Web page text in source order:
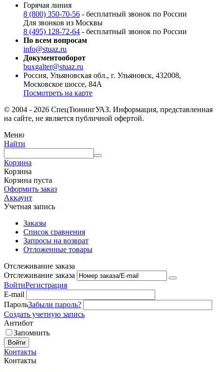
Горячая линия
8 (800) 350-70-56 - бесплатный звонок по России
Для звонков из Москвы
8 (495) 128-72-64 - бесплатный звонок по России
По всем вопросам
info@stuaz.ru
Документооборот
buxgalter@stuaz.ru
Россия, Ульяновская обл., г. Ульяновск, 432008,
Московское шоссе, 84А
Посмотреть на карте
© 2004 - 2026 СпецТюнингУАЗ. Информация, представленная
на сайте, не является публичной офертой.
Меню
Найти
Корзина
Корзина
Корзина пуста
Оформить заказ
Аккаунт
Учетная запись
Заказы
Список сравнения
Запросы на возврат
Отложенные товары
Отслеживание заказа
Отслеживание заказа
ВойтиРегистрация
E-mail
ПарольЗабыли пароль?
Создать учетную запись
Антибот
Запомнить
Войти
Контакты
Контакты